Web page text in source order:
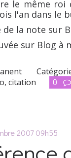
le même
l'an dans le
la note sur
sur Blog à
, citation 0
2007 09h55